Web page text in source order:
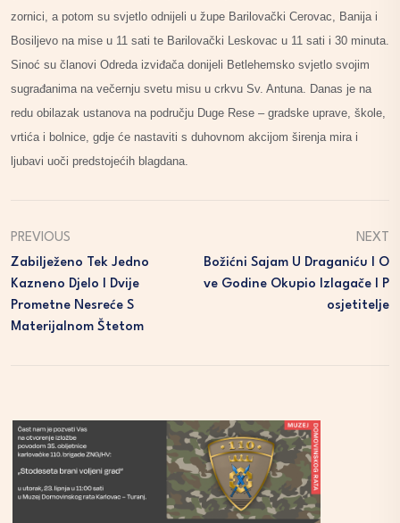
zornici, a potom su svjetlo odnijeli u župe Barilovački Cerovac, Banija i
Bosiljevo na mise u 11 sati te Barilovački Leskovac u 11 sati i 30 minuta.
Sinoć su članovi Odreda izviđača donijeli Betlehemsko svjetlo svojim
sugrađanima na večernju svetu misu u crkvu Sv. Antuna. Danas je na
redu obilazak ustanova na području Duge Rese – gradske uprave, škole,
vrtića i bolnice, gdje će nastaviti s duhovnom akcijom širenja mira i
ljubavi uoči predstojećih blagdana.
PREVIOUS
Zabilježeno Tek Jedno
Kazneno Djelo I Dvije
Prometne Nesreće S
Materijalnom Štetom
NEXT
Božićni Sajam U Draganiću I O
Ve Godine Okupio Izlagače I P
Osjetitelje